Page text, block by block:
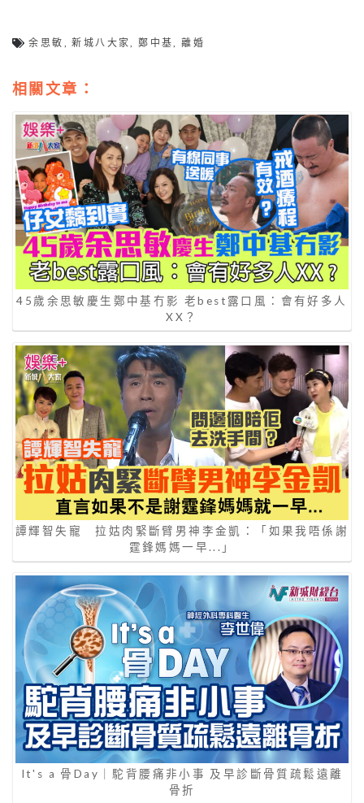
余思敏 ,新城八大家,鄭中基,離婚
相關文章：
45歲余思敏慶生鄭中基冇影 老best露口風：會有好多人
XX？
譚輝智失寵 拉姑肉緊斷臂男神李金凱：「如果我唔係謝
霆鋒媽媽一早...」
It's a 骨Day｜駝背腰痛非小事 及早診斷骨質疏鬆遠離
骨折